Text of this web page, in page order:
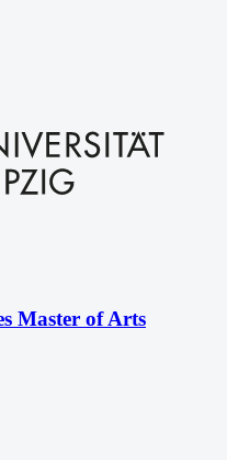
Master of Arts